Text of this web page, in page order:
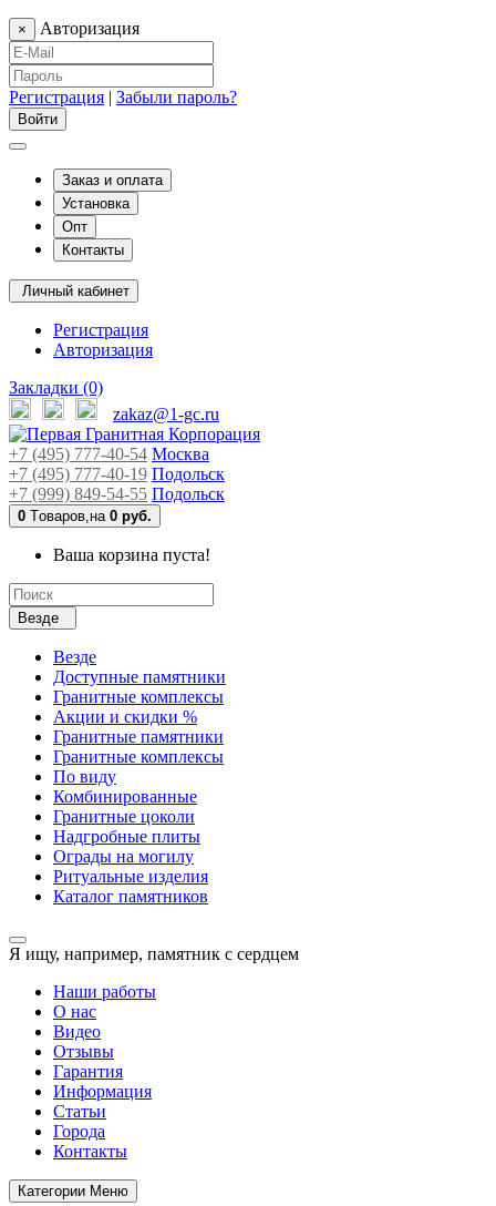
× Авторизация
Регистрация | Забыли пароль?
Заказ и оплата
Установка
Опт
Контакты
Личный кабинет
Регистрация
Авторизация
Закладки (0)
zakaz@1-gc.ru
+7 (495) 777-40-54 Москва
+7 (495) 777-40-19 Подольск
+7 (999) 849-54-55 Подольск
0 Tоваров,на 0 руб.
Ваша корзина пуста!
Везде
Везде
Доступные памятники
Гранитные комплексы
Акции и скидки %
Гранитные памятники
Гранитные комплексы
По виду
Комбинированные
Гранитные цоколи
Надгробные плиты
Ограды на могилу
Ритуальные изделия
Каталог памятников
Я ищу, например, памятник с сердцем
Наши работы
О нас
Видео
Отзывы
Гарантия
Информация
Статьи
Города
Контакты
Категории Меню